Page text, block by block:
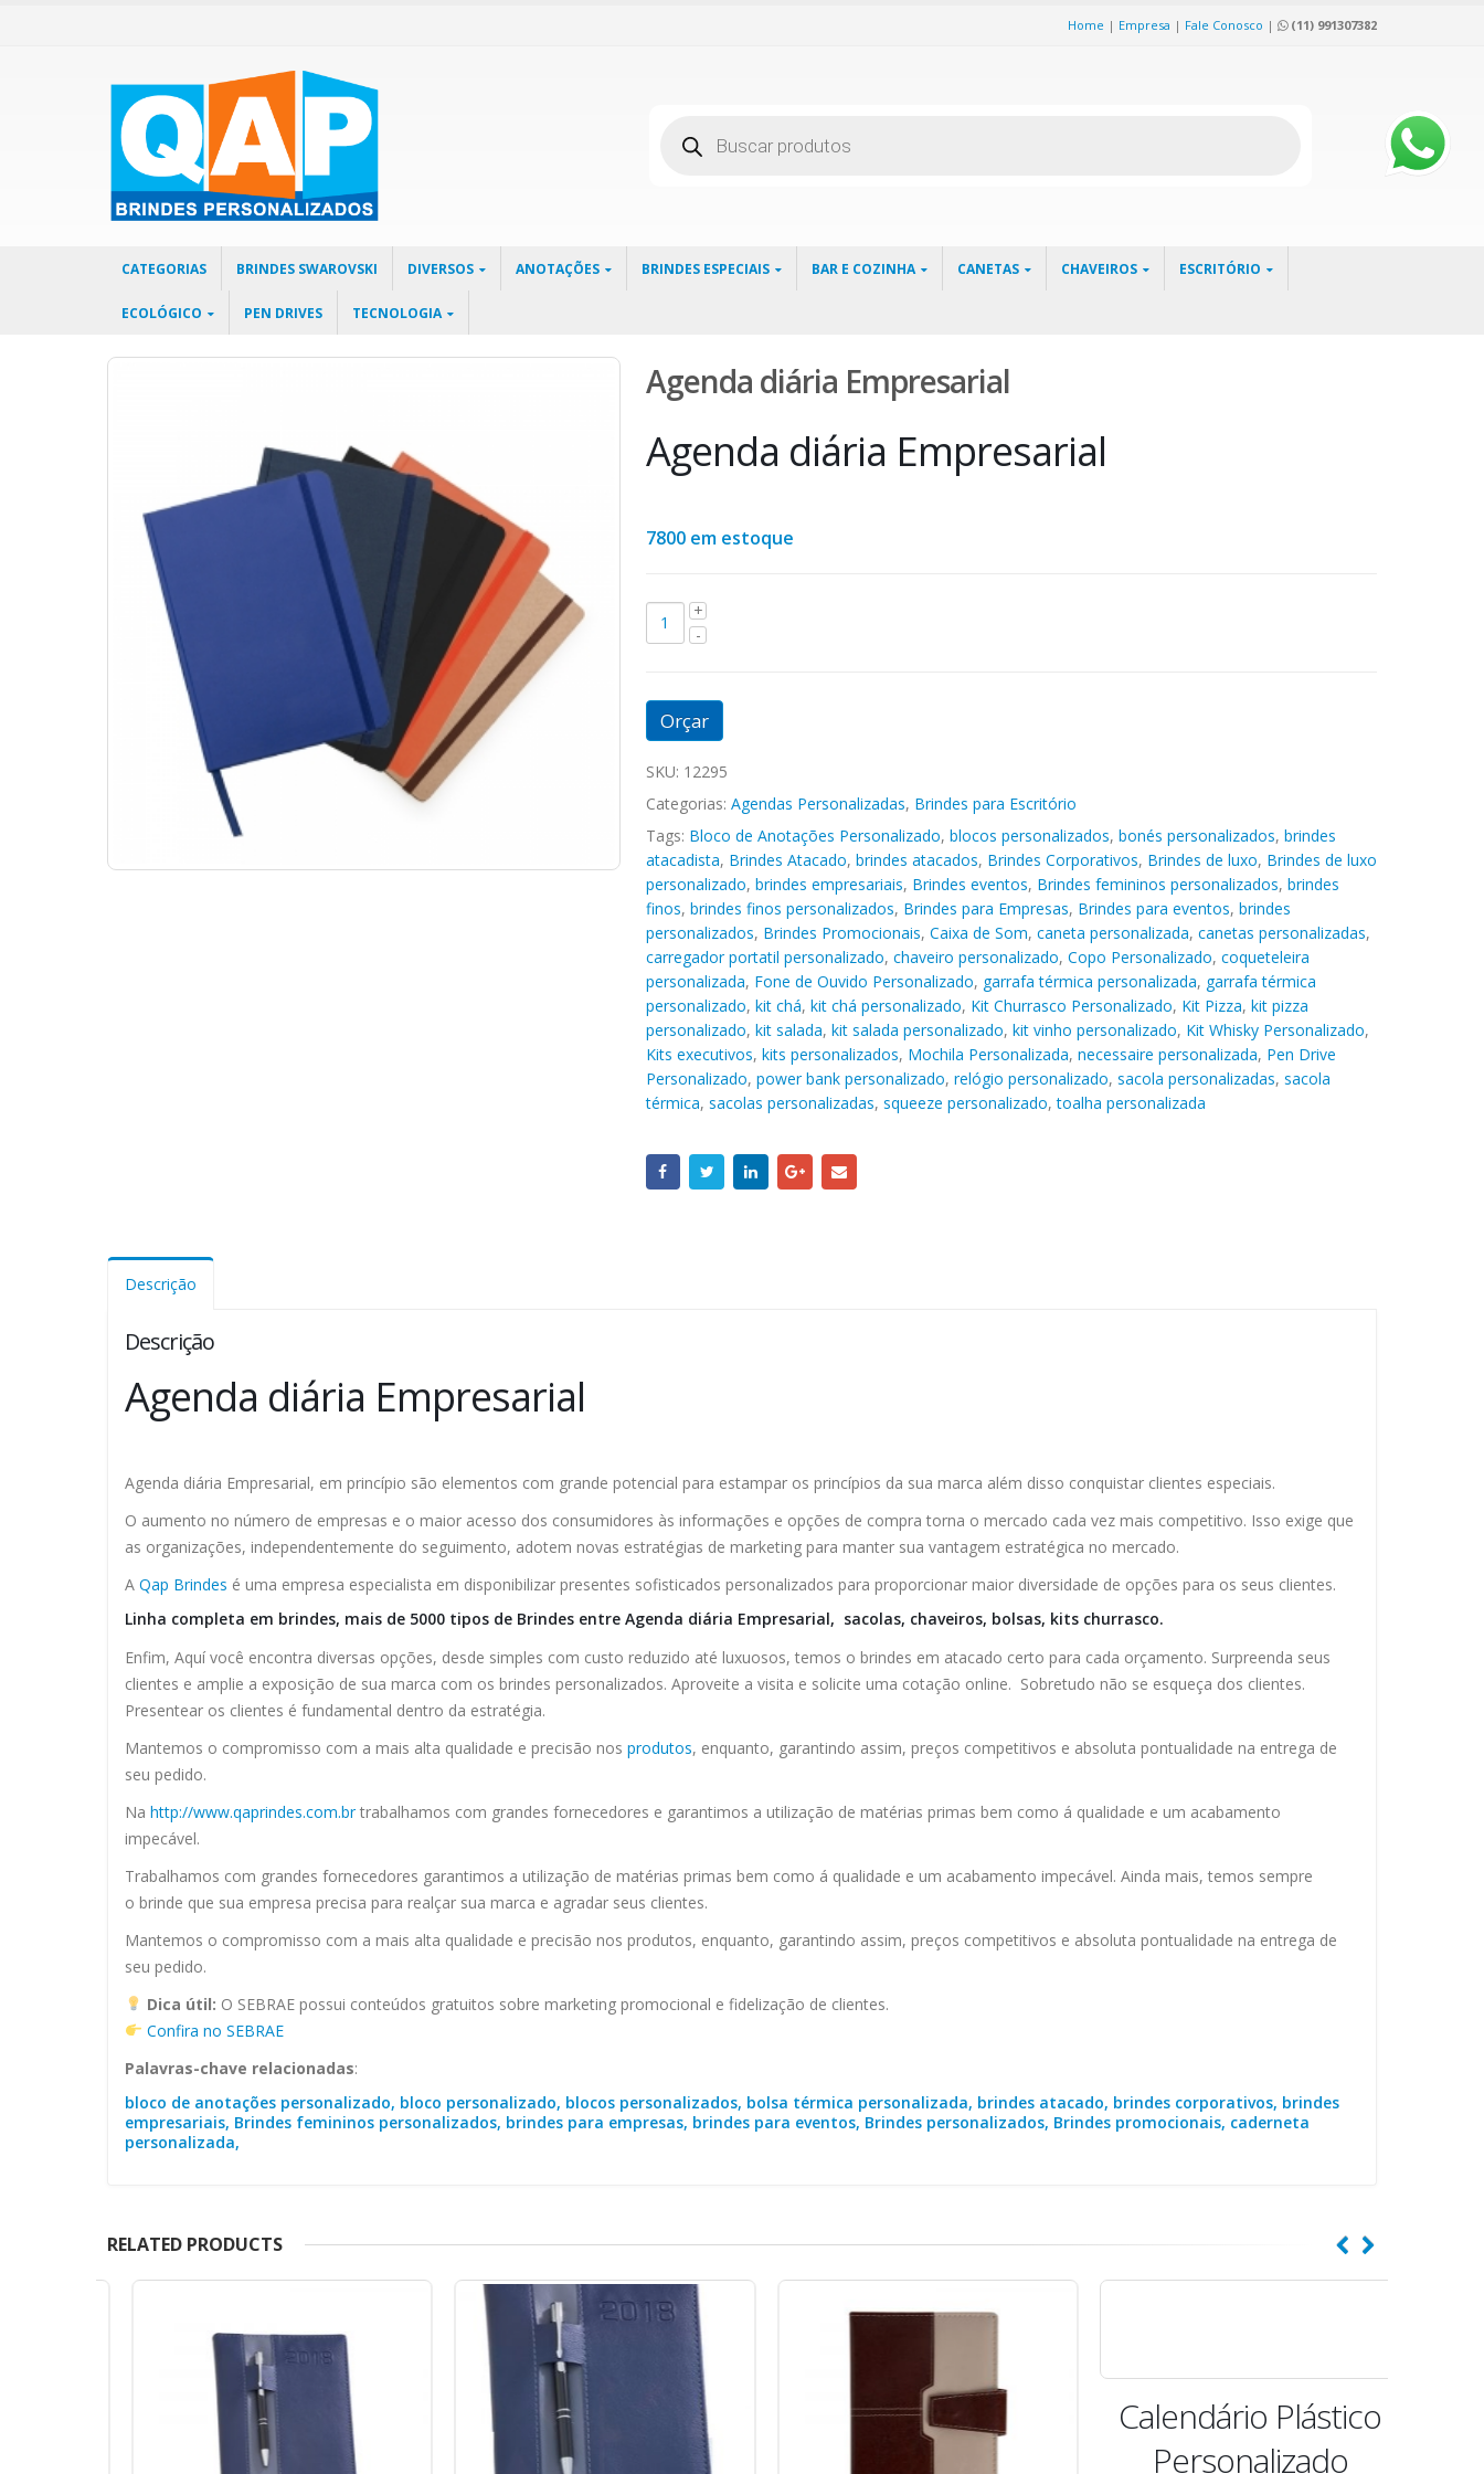
Home | Empresa | Fale Conosco | (11) 991307382
produtos
CATEGORIAS BRINDES SWAROVSKI DIVERSOS ANOTAÇÕES BRINDES ESPECIAIS BAR E COZINHA CANETAS CHAVEIROS ESCRITÓRIO
ECOLÓGICO PEN DRIVES TECNOLOGIA
Agenda diária Empresarial
Agenda diária Empresarial
7800 em estoque
Orçar
SKU: 12295
Categorias: Agendas Personalizadas, Brindes para Escritório
Tags: Bloco de Anotações Personalizado, blocos personalizados, bonés personalizados, brindes
atacadista, Brindes Atacado, brindes atacados, Brindes Corporativos, Brindes de luxo, Brindes de luxo
personalizado, brindes empresariais, Brindes eventos, Brindes femininos personalizados, brindes
finos, brindes finos personalizados, Brindes para Empresas, Brindes para eventos, brindes
personalizados, Brindes Promocionais, Caixa de Som, caneta personalizada, canetas personalizadas,
carregador portatil personalizado, chaveiro personalizado, Copo Personalizado, coqueteleira
personalizada, Fone de Ouvido Personalizado, garrafa térmica personalizada, garrafa térmica
personalizado, kit chá, kit chá personalizado, Kit Churrasco Personalizado, Kit Pizza, kit pizza
personalizado, kit salada, kit salada personalizado, kit vinho personalizado, Kit Whisky Personalizado,
Kits executivos, kits personalizados, Mochila Personalizada, necessaire personalizada, Pen Drive
Personalizado, power bank personalizado, relógio personalizado, sacola personalizadas, sacola
térmica, sacolas personalizadas, squeeze personalizado,toalha personalizada
Descrição
Descrição
Agenda diária Empresarial
Agenda diária Empresarial, em princípio são elementos com grande potencial para estampar os princípios da sua marca além disso conquistar clientes especiais.
O aumento no número de empresas e o maior acesso dos consumidores às informações e opções de compra torna o mercado cada vez mais competitivo. Isso exige que
as organizações, independentemente do seguimento, adotem novas estratégias de marketing para manter sua vantagem estratégica no mercado.
A Qap Brindes é uma empresa especialista em disponibilizar presentes sofisticados personalizados para proporcionar maior diversidade de opções para os seus clientes.
Linha completa em brindes, mais de 5000 tipos de Brindes entre Agenda diária Empresarial, sacolas, chaveiros, bolsas, kits churrasco.
Enfim, Aquí você encontra diversas opções, desde simples com custo reduzido até luxuosos, temos o brindes em atacado certo para cada orçamento. Surpreenda seus
clientes e amplie a exposição de sua marca com os brindes personalizados. Aproveite a visita e solicite uma cotação online. Sobretudo não se esqueça dos clientes.
Presentear os clientes é fundamental dentro da estratégia.
Mantemos o compromisso com a mais alta qualidade e precisão nos produtos, enquanto, garantindo assim, preços competitivos e absoluta pontualidade na entrega de
seu pedido.
Na http://www.qaprindes.com.brtrabalhamos com grandes fornecedores e garantimos a utilização de matérias primas bem como á qualidade e um acabamento
impecável.
Trabalhamos com grandes fornecedores garantimos a utilização de matérias primas bem como á qualidade e um acabamento impecável. Ainda mais, temos sempre
o brinde que sua empresa precisa para realçar sua marca e agradar seus clientes.
Mantemos o compromisso com a mais alta qualidade e precisão nos produtos, enquanto, garantindo assim, preços competitivos e absoluta pontualidade na entrega de
seu pedido.
Dica útil: O SEBRAE possui conteúdos gratuitos sobre marketing promocional e fidelização de clientes.
Confira no SEBRAE
Palavras-chave relacionadas:
bloco de anotações personalizado, bloco personalizado, blocos personalizados, bolsa térmica personalizada, brindes atacado, brindes corporativos, brindes
empresariais, Brindes femininos personalizados, brindes para empresas, brindes para eventos, Brindes personalizados, Brindes promocionais, caderneta
personalizada,
RELATED PRODUCTS